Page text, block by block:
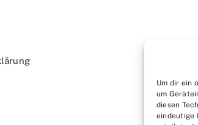
Um dir ein
um
diesen
eindeutige